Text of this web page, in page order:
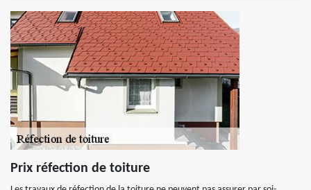
Prix réfection de toiture